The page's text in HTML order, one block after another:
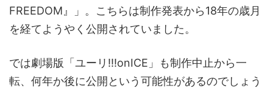
FREEDOM』」。こちらは制作発表から18年の歳月
を経てようやく公開されていました。
では劇場版「ユーリ!!!onICE」も制作中止から一
転、何年か後に公開という可能性があるのでしょう